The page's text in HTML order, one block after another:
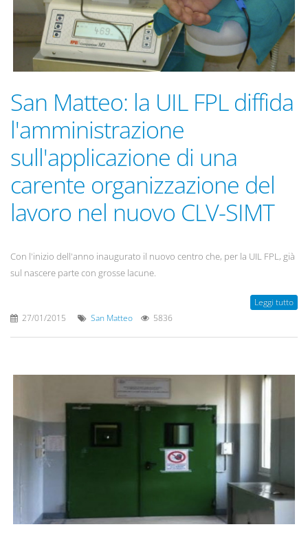
San Matteo: la UIL FPL diffida
l'amministrazione
sull'applicazione di una
carente organizzazione del
lavoro nel nuovo CLV-SIMT
Con l'inizio dell'anno inaugurato il nuovo centro che, per la UIL FPL, già
sul nascere parte con grosse lacune.
Leggi tutto
27/01/2015 San Matteo 5836